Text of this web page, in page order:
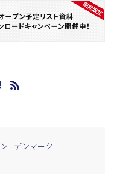
デンマーク